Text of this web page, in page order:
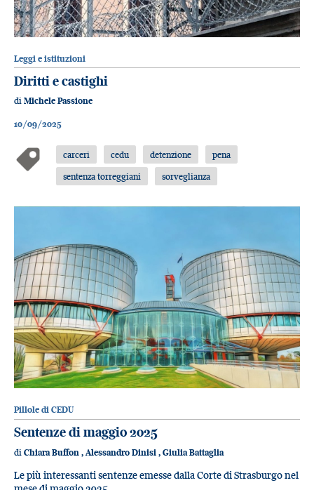
Leggi e istituzioni
Diritti e castighi
di Michele Passione
10/09/2025
carceri cedu detenzione
pena
sentenza torreggiani
sorveglianza
Pillole di CEDU
Sentenze di maggio 2025
di Chiara Buffon , Alessandro Dinisi , Giulia Battaglia
Le più interessanti sentenze emesse dalla Corte di Strasburgo nel